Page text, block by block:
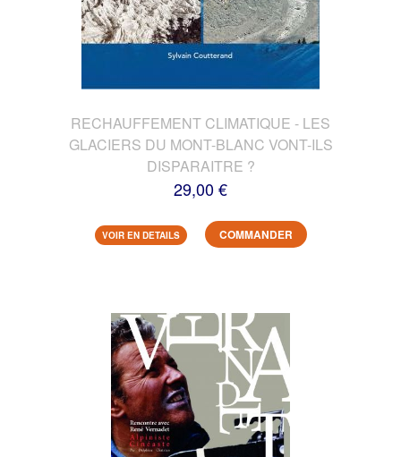
RECHAUFFEMENT CLIMATIQUE - LES
GLACIERS DU MONT-BLANC VONT-ILS
DISPARAITRE ?
29,00 €
VOIR EN DETAILS COMMANDER